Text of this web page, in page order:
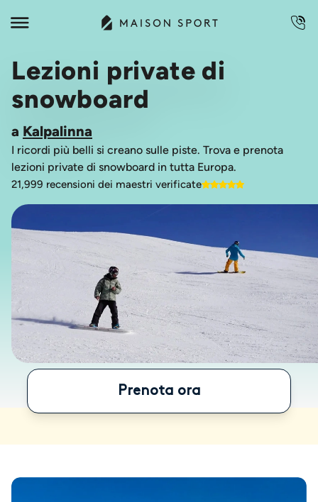
Lezioni private di
snowboard
a Kalpalinna
I ricordi più belli si creano sulle piste. Trova e prenota
lezioni private di snowboard in tutta Europa.
21,999 recensioni dei maestri verificate
Prenota ora